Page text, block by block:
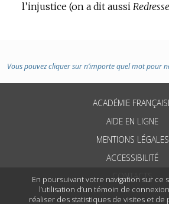
En poursuivant votre navigation sur ce
l’utilisation d’un témoin de
réaliser des statistiques de visites et de
l’injustice (on a dit aussi
Vous pouvez cliquer sur n’importe quel mot pour
ACADÉMIE
AIDE EN LIGNE
MENTIONS LÉGALES
ACCESSIBILITÉ
CONTACTS